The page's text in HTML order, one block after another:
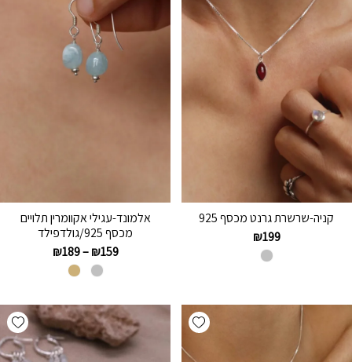
קניה-שרשרת גרנט מכסף 925
₪199
אלמונד-עגילי אקוומרין תלויים
מכסף 925/גולדפילד
₪159
–
₪189
Add wishlist